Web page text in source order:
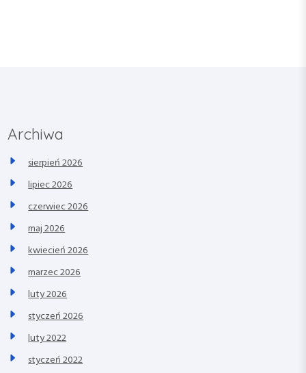
Archiwa
sierpień 2026
lipiec 2026
czerwiec 2026
maj 2026
kwiecień 2026
marzec 2026
luty 2026
styczeń 2026
luty 2022
styczeń 2022